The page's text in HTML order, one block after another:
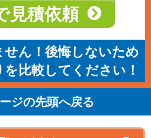
見積依頼
ん！後悔しないため
比較してください！
ジの先頭へ戻る